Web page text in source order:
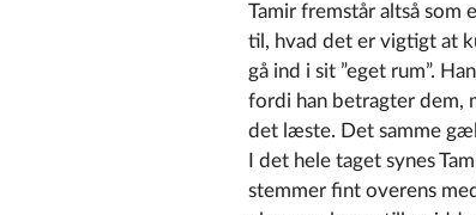
Tamir fremstår altså
til, hvad det er vigtigt at
gå ind i sit ”eget rum”.
fordi han betragter dem,
det læste. Det samme
I det hele taget synes
stemmer fint overens